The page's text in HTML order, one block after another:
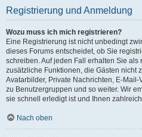
Registrierung und Anmeldung
Wozu muss ich mich registrieren?
Eine Registrierung ist nicht unbedingt
dieses Forums entscheidet, ob Sie
schreiben. Auf jeden Fall erhalten Sie als
zusätzliche Funktionen, die Gästen nicht
Avatarbilder, Private Nachrichten, E-
zu Benutzergruppen und so weiter. Wir
sie schnell erledigt ist und Ihnen
Nach oben